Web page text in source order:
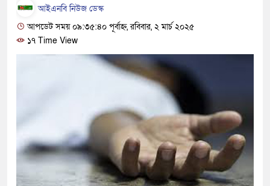
স্বরাষ্ট্রমন্ত্রী
গাজীপুরে সাতজনকে হত্যার
হারুনসহ ১০ জন
ঢাকার চারপাশে সচল হবে নৌপথ,
রাজধানীর দুই মেট্রো স্টেশনে
আইএনবি নিউজ ডেস্ক
আপডেট সময় ০৯:৩৫:৪০ পূর্বাহ্ন, রবিবার, ২ মার্চ ২০২৫
১৭ Time View